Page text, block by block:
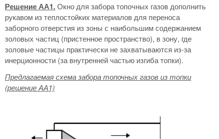
Решение АА1.Окно для забора топочных газов дополнить
рукавом из теплостойких материалов для переноса
заборного отверстия из зоны с наибольшим содержанием
золовых частиц (пристенное пространство), в зону, где
золовые частицы практически не захватываются из-за
инерционности (за внутренней частью изгиба топки).
Предлагаемая схема забора топочных газов из топки
(решение АА1)